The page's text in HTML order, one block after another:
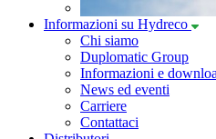
Informazioni su Hydreco
Chi siamo
Duplomatic Group
Informazioni e
News ed eventi
Carriere
Contattaci